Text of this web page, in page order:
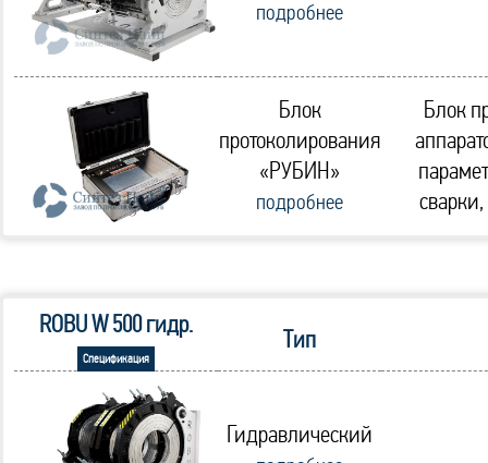
подробнее
Блок
протоколирования
«РУБИН»
подробнее
Блок
ROBU W 500 гидр.
Спецификация
Тип
Гидравлический